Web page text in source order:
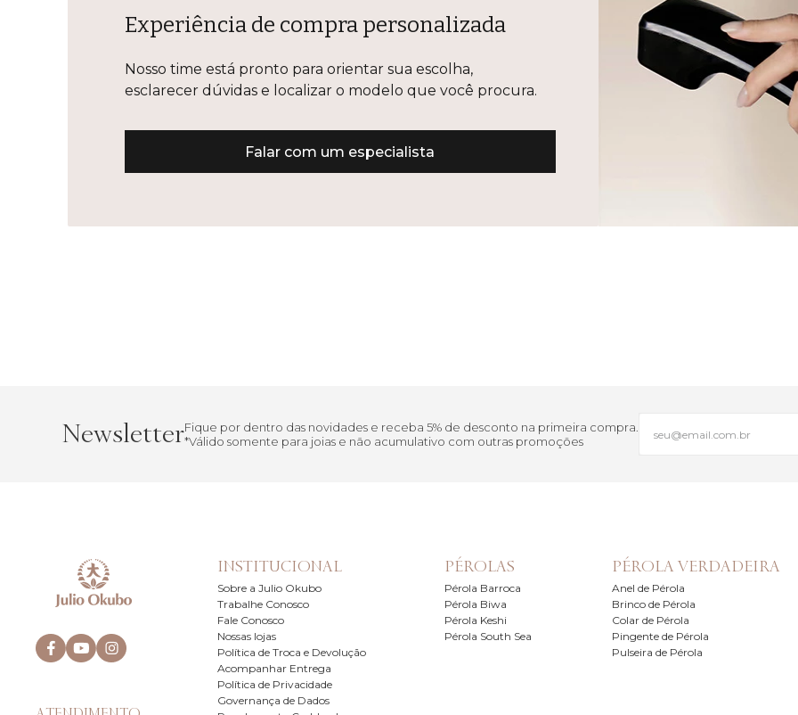
Experiência de compra personalizada
Nosso time está pronto para orientar sua escolha,
esclarecer dúvidas e localizar o modelo que você procura.
Falar com um especialista
NewsletterFique por dentro das novidades e receba 5% de desconto na primeira compra.
*Válido somente para joias e não acumulativo com outras promoções
INSTITUCIONAL
Sobre a Julio Okubo
Trabalhe Conosco
Fale Conosco
Nossas lojas
Política de Troca e Devolução
Acompanhar Entrega
Política de Privacidade
Governança de Dados
PÉROLAS
Pérola Barroca
Pérola Biwa
Pérola Keshi
Pérola South Sea
PÉROLA VERDADEIRA
Anel de Pérola
Brinco de Pérola
Colar de Pérola
Pingente de Pérola
Pulseira de Pérola